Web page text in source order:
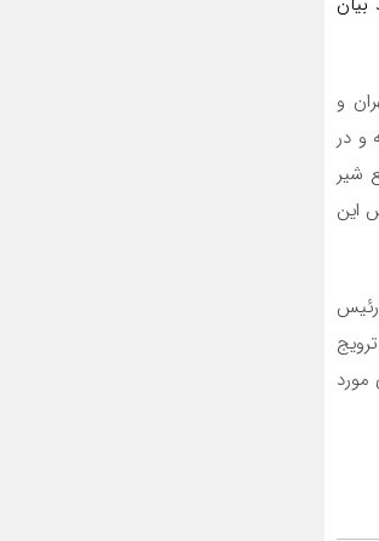
و
و در
شیر
این